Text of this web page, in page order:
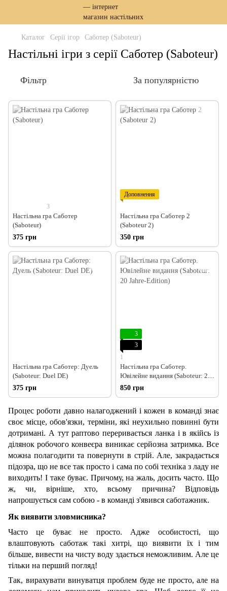
Каталог Серії ігор Саботер (Saboteur)
Настільні ігри з серії Саботер (Saboteur)
Процес роботи давно налагоджений і кожен в команді знає
своє місце, обов'язки, терміни, які неухильно повинні бути
дотримані. А тут раптово переривається ланка і в якійсь із
ділянок робочого конвеєра виникає серйозна затримка. Все
можна полагодити та повернути в стрій. Але, закрадається
підозра, що не все так просто і сама по собі техніка з ладу не
виходить! І таке буває. Причому, на жаль, досить часто. Що
ж, чи, вірніше, хто, всьому причина? Відповідь
напрошується сам собою - в команді з'явився саботажник.
Як виявити зловмисника?
Часто це буває не просто. Адже особистості, що
влаштовують саботаж такі хитрі, що виявити їх і тим
більше, вивести на чисту воду здається неможливим. Але це
тільки на перший погляд!
Так, вирахувати винуватця проблем буде не просто, але на
Фільтр За популярністю
3
Настільна гра Саботер
(Saboteur)
375 грн
Доповнення
Настільна гра Саботер 2
(Saboteur 2)
350 грн
Настільна гра Саботер: Дуель
(Saboteur: Duel DE)
375 грн
3
3
1
Настільна гра Саботер.
Ювілейне видання (Saboteur: 20
Jahre-Edition)
850 грн